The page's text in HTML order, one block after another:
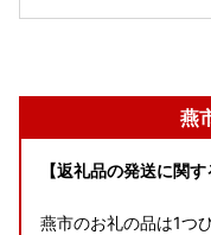
燕
【返礼品の発送に関す
燕市のお礼の品は1つ